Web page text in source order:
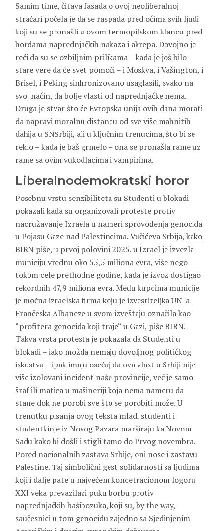
Samim time, čitava fasada o ovoj neoliberalnoj
straćari počela je da se raspada pred očima svih ljudi
koji su se pronašli u ovom termopilskom klancu pred
hordama naprednjačkih nakaza i akrepa. Dovojno je
reći da su se ozbiljnim prilikama – kada je još bilo
stare vere da će svet pomoći – i Moskva, i Vašington, i
Brisel, i Peking sinhronizovano usaglasili, svako na
svoj način, da bolje vlasti od naprednjačke nema.
Druga je stvar što će Evropska unija ovih dana morati
da napravi moralnu distancu od sve više mahnitih
dahija u SNSrbiji, ali u ključnim trenucima, što bi se
reklo – kada je baš grmelo – ona se pronašla rame uz
rame sa ovim vukodlacima i vampirima.
Liberalnodemokratski horor
Posebnu vrstu senzibiliteta su Studenti u blokadi
pokazali kada su organizovali proteste protiv
naoružavanje Izraela u nameri sprovođenja genocida
u Pojasu Gaze nad Palestincima. Vučićeva Srbija, kako
BIRN piše, u prvoj polovini 2025. u Izrael je izvezla
municiju vrednu oko 55,5 miliona evra, više nego
tokom cele prethodne godine, kada je izvoz dostigao
rekordnih 47,9 miliona evra. Među kupcima municije
je moćna izraelska firma koju je izvestiteljka UN-a
Frančeska Albaneze u svom izveštaju označila kao
“profitera genocida koji traje“ u Gazi, piše BIRN.
Takva vrsta protesta je pokazala da Studenti u
blokadi – iako možda nemaju dovoljnog političkog
iskustva – ipak imaju osećaj da ova vlast u Srbiji nije
više izolovani incident naše provincije, već je samo
šraf ili matica u mašineriji koja nema nameru da
stane dok ne porobi sve što se porobiti može. U
trenutku pisanja ovog teksta mladi studenti i
studentkinje iz Novog Pazara marširaju ka Novom
Sadu kako bi došli i stigli tamo do Prvog novembra.
Pored nacionalnih zastava Srbije, oni nose i zastavu
Palestine. Taj simbolični gest solidarnosti sa ljudima
koji i dalje pate u najvećem koncetracionom logoru
XXI veka prevazilazi puku borbu protiv
naprednjačkih bašibozuka, koji su, by the way,
saučesnici u tom genocidu zajedno sa Sjedinjenim